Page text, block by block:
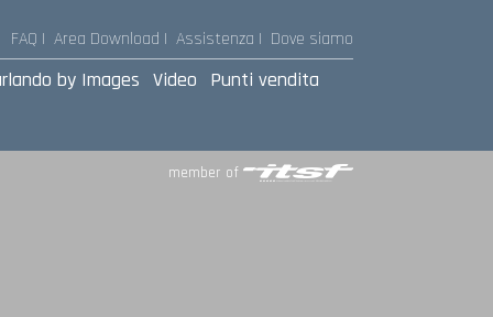
FAQ | Area Download | Assistenza | Dove siamo
by Images Video Punti vendita
member of